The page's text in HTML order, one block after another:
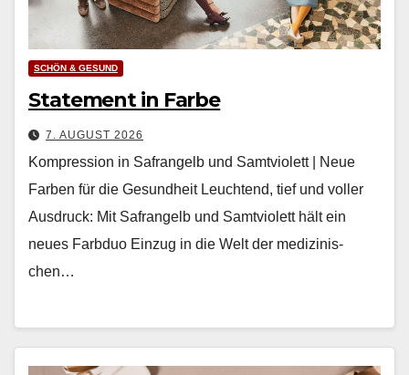
SCHÖN & GESUND
Statement in Farbe
7. AUGUST 2026
Kompression in Safrangelb und Samtviolett | Neue
Farben für die Gesundheit Leuch­t­end, tief und voller
Aus­druck: Mit Safrangelb und Samtvi­o­lett hält ein
neues Farb­duo Einzug in die Welt der medi­zinis­
chen…